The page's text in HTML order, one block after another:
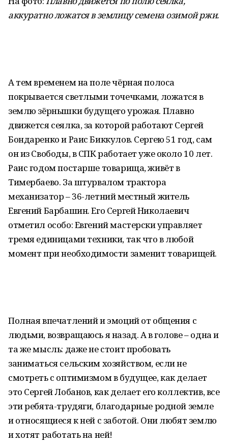
аккуратно ложатся в землицу семена озимой ржи.
А тем временем на поле чёрная полоса
покрывается светлыми точечками, ложатся в
землю зёрнышки будущего урожая. Плавно
движется сеялка, за которой работают Сергей
Бондаренко и Раис Биккулов. Сергею 51 год, сам
он из Свободы, в СПК работает уже около 10 лет.
Раис годом постарше товарища, живёт в
Тимербаево. За штурвалом трактора
механизатор – 36-летний местный житель
Евгений Барбашин. Его Сергей Николаевич
отметил особо: Евгений мастерски управляет
тремя единицами техники, так что в любой
момент при необходимости заменит товарищей.
Полная впечатлений и эмоций от общения с
людьми, возвращаюсь я назад. А в голове – одна и
та же мысль: даже не стоит пробовать
заниматься сельским хозяйством, если не
смотреть с оптимизмом в будущее, как делает
это Сергей Лобанов, как делает его коллектив, все
эти ребята-трудяги, благодарные родной земле
и относящиеся к ней с заботой. Они любят землю
и хотят работать на ней!